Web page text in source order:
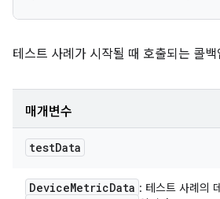
테스트 사례가 시작될 때 호출되는 콜백
매개변수
testData
DeviceMetricData : 테스트 사례의